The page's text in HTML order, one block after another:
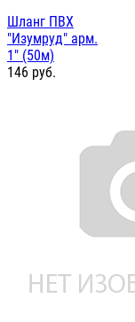
Шланг ПВХ
"Изумруд" арм.
1" (50м)
146 руб.